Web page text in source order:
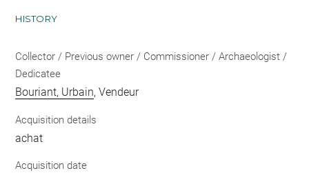
HISTORY
Collector / Previous owner / Commissioner / Archaeologist /
Dedicatee
Bouriant, Urbain, Vendeur
Acquisition details
achat
Acquisition date